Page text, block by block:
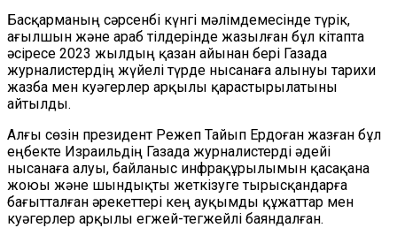
Басқарманың сәрсенбі күнгі мәлімдемесінде түрік,
ағылшын және араб тілдерінде жазылған бұл кітапта
әсіресе 2023 жылдың қазан айынан бері Газада
журналистердің жүйелі түрде нысанаға алынуы тарихи
жазба мен куәгерлер арқылы қарастырылатыны
айтылды.
Алғы сөзін президент Режеп Тайып Ердоған жазған бұл
еңбекте Израильдің Газада журналистерді әдейі
нысанаға алуы, байланыс инфрақұрылымын қасақана
жоюы және шындықты жеткізуге тырысқандарға
бағытталған әрекеттері кең ауқымды құжаттар мен
куәгерлер арқылы егжей-тегжейлі баяндалған.